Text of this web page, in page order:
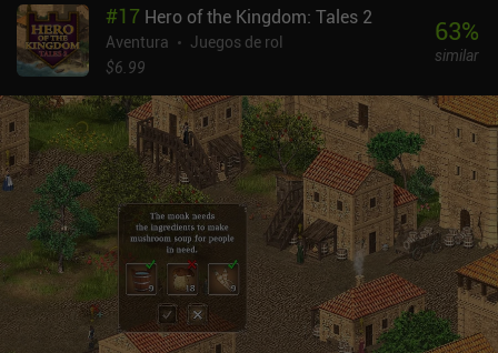
VIP premium" el que ofrece la experiencia más agradable y sin
interrupciones, aunque a 16,99 $ no parece una buena oferta. En
general, me han gustado el estilo visual y el diseño de niveles del
juego, que han mejorado notablemente desde la primera entrega.
Sin embargo, una vez terminada la historia, había pocos
incentivos para seguir jugando.
#17 Hero of the Kingdom: Tales 2
Aventura
Juegos de rol
$6.99
63%
similar